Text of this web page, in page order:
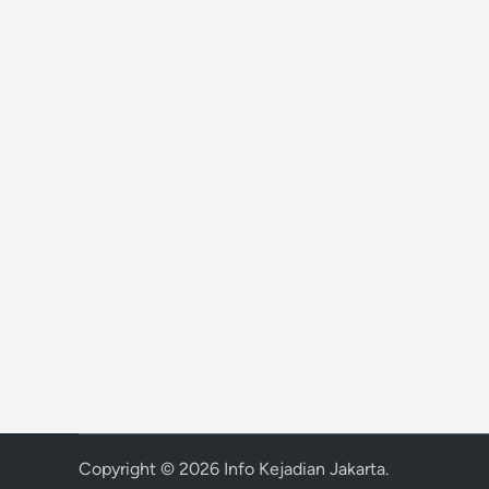
Copyright © 2026 Info Kejadian Jakarta.